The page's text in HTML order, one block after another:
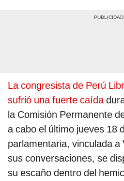
La congresista de Perú
sufrió una fuerte caída
la Comisión Permanente
a cabo el último jueves 18
parlamentaria, vinculada
sus conversaciones, se
su escaño dentro del